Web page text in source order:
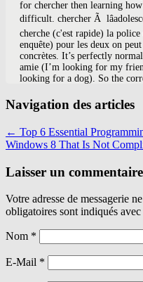
Navigation des articles
← Top 6 Essential
Windows 8 That Is Not
Laisser un commentaire
Votre adresse de messagerie
obligatoires sont indiqués avec
Nom *
E-Mail *